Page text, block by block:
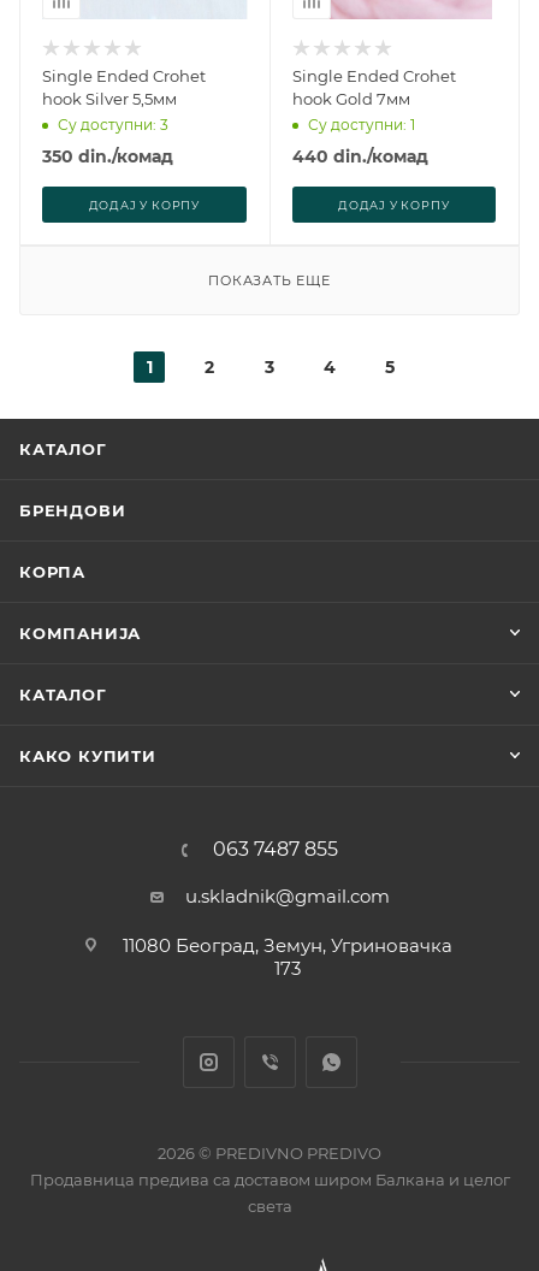
Single Ended Crohet
hook Silver 5,5мм
Су доступни: 3
350 din./комад
ДОДАJ У КОРПУ
Single Ended Crohet
hook Gold 7мм
Су доступни: 1
440 din./комад
ДОДАJ У КОРПУ
ПОКАЗАТЬ ЕЩЕ
1 2 3 4 5
КАТАЛОГ
БРЕНДОВИ
КОРПА
КОМПАНИЈА
КАТАЛОГ
КАКО КУПИТИ
063 7487 855
u.skladnik@gmail.com
11080 Београд, Земун, Угриновачка
173
2026 © PREDIVNO PREDIVO
Продавница предива са доставом широм Балкана и целог
света